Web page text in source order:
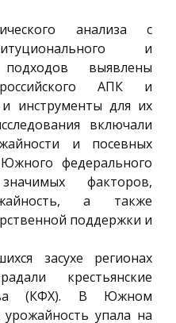
анализа с
и
подходов выявлены
АПК и
инструменты для их
включали
и посевных
федерального
факторов,
а также
поддержки и
засухе регионах
крестьянские
(КФХ). В Южном
упала на